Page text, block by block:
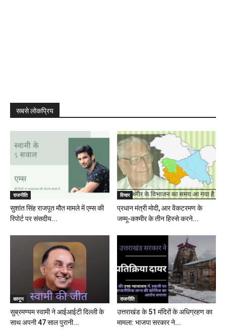
सबसे लोकप्रिय
राजनीति
सुशांत सिंह राजपूत मौत मामले में एम्स की
रिपोर्ट पर संसदीय...
विचार
प्रधान मंत्री मोदी, आर वेंकटरमण के
जम्मू-कश्मीर के तीन हिस्से करने...
कानून
सुब्रमण्यम स्वामी ने आईआईटी दिल्ली के
साथ अपनी 47 साल पुरानी...
राजनीति
उत्तराखंड के 51 मंदिरों के अधिग्रहण का
मामला: भाजपा सरकार ने...